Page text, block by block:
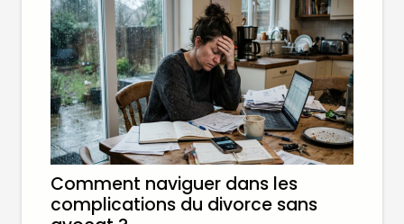
Comment naviguer dans les
complications du divorce sans